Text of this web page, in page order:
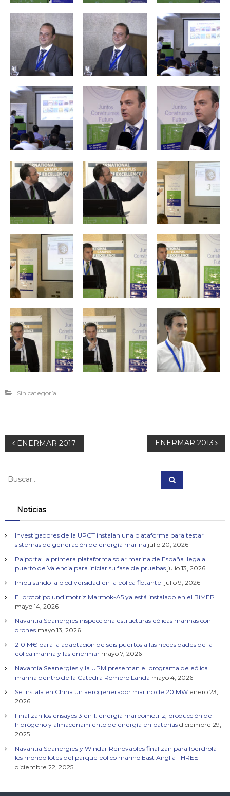
Sin categoría
N
v
e
g
a
c
e
e
n
ENERMAR 2017 ENERMAR 2013
B
a
:
B
u
Noticias
Investigadores de la UPCT instalan una plataforma para testar
sistemas de generación de energía marina julio 20, 2026
Paiporta: la primera plataforma solar marina de España llega al
puerto de Valencia para iniciar su fase de pruebas julio 13, 2026
Impulsando la biodiversidad en la eólica flotante julio 9, 2026
El prototipo undimotriz Marmok-A5 ya está instalado en el BiMEP
mayo 14, 2026
Navantia Seanergies inspecciona estructuras eólicas marinas con
drones mayo 13, 2026
210 M€ para la adaptación de seis puertos a las necesidades de la
eólica marina y las enermar mayo 7, 2026
Navantia Seanergies y la UPM presentan el programa de eólica
marina dentro de la Cátedra Romero Landa mayo 4, 2026
Se instala en China un aerogenerador marino de 20 MW enero 23,
2026
Finalizan los ensayos 3 en 1: energía mareomotriz, producción de
hidrógeno y almacenamiento de energía en baterías diciembre 29,
2025
Navantia Seanergies y Windar Renovables finalizan para Iberdrola
los monopilotes del parque eólico marino East Anglia THREE
diciembre 22, 2025